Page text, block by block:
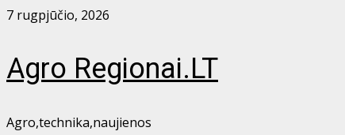
Skip
7 rugpjūčio, 2026
Agro Regionai.LT
Agro,technika,naujienos